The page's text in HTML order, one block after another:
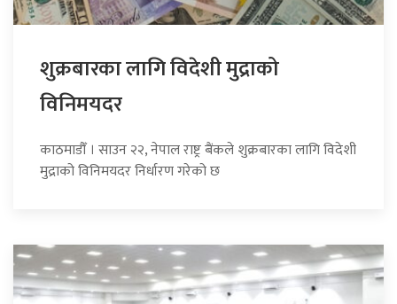
शुक्रबारका लागि विदेशी मुद्राको
विनिमयदर
काठमाडौँ । साउन २२, नेपाल राष्ट्र बैंकले शुक्रबारका लागि विदेशी
मुद्राको विनिमयदर निर्धारण गरेको छ